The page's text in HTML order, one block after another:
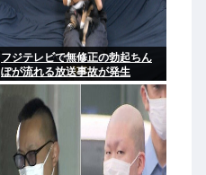
フジテレビで無修正の勃起ちん
ぽが流れる放送事故が発生